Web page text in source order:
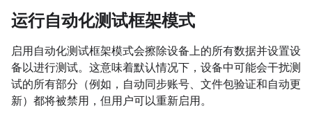
运行自动化测试框架模式
启用自动化测试框架模式会擦除设备上的所有数据并设置设
备以进行测试。这意味着默认情况下，设备中可能会干扰测
试的所有部分（例如，自动同步账号、文件包验证和自动更
新）都将被禁用，但用户可以重新启用。